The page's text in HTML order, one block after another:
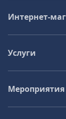
Интернет-
Услуги
Мероприятия